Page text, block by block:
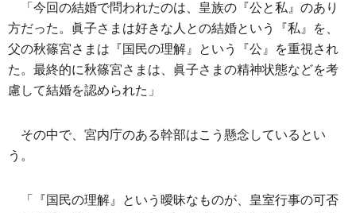
「今回の結婚で問われたのは、皇族の『公と私』のあり
方だった。眞子さまは好きな人との結婚という『私』を、
父の秋篠宮さまは『国民の理解』という『公』を重視され
た。最終的に秋篠宮さまは、眞子さまの精神状態などを考
慮して結婚を認められた」
その中で、宮内庁のある幹部はこう懸念しているとい
う。
「『国民の理解』という曖昧なものが、皇室行事の可否